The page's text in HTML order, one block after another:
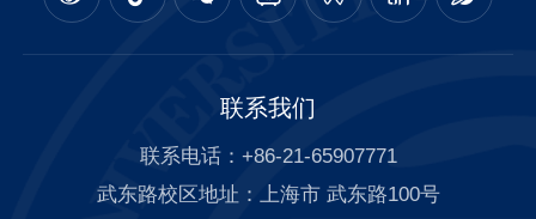
联系我们
联系电话：+86-21-65907771
武东路校区地址：上海市 武东路100号